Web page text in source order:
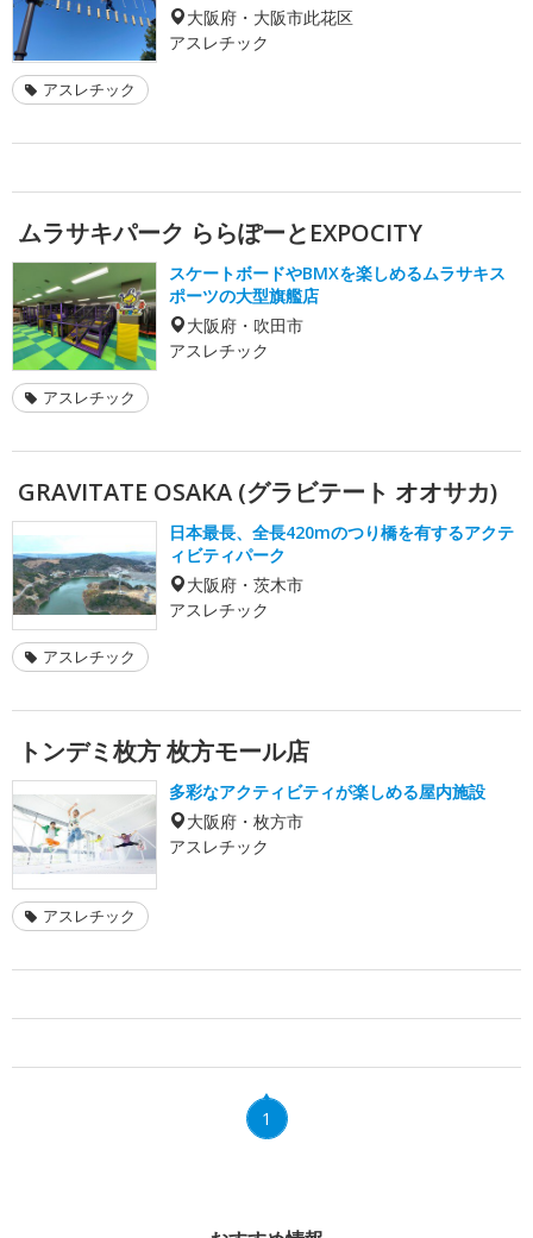
大阪府・大阪市此花区
アスレチック
アスレチック
ムラサキパーク ららぽーとEXPOCITY
スケートボードやBMXを楽しめるムラサキス
ポーツの大型旗艦店
大阪府・吹田市
アスレチック
アスレチック
GRAVITATE OSAKA (グラビテート オオサカ)
日本最長、全長420mのつり橋を有するアクテ
ィビティパーク
大阪府・茨木市
アスレチック
アスレチック
トンデミ枚方 枚方モール店
多彩なアクティビティが楽しめる屋内施設
大阪府・枚方市
アスレチック
アスレチック
1